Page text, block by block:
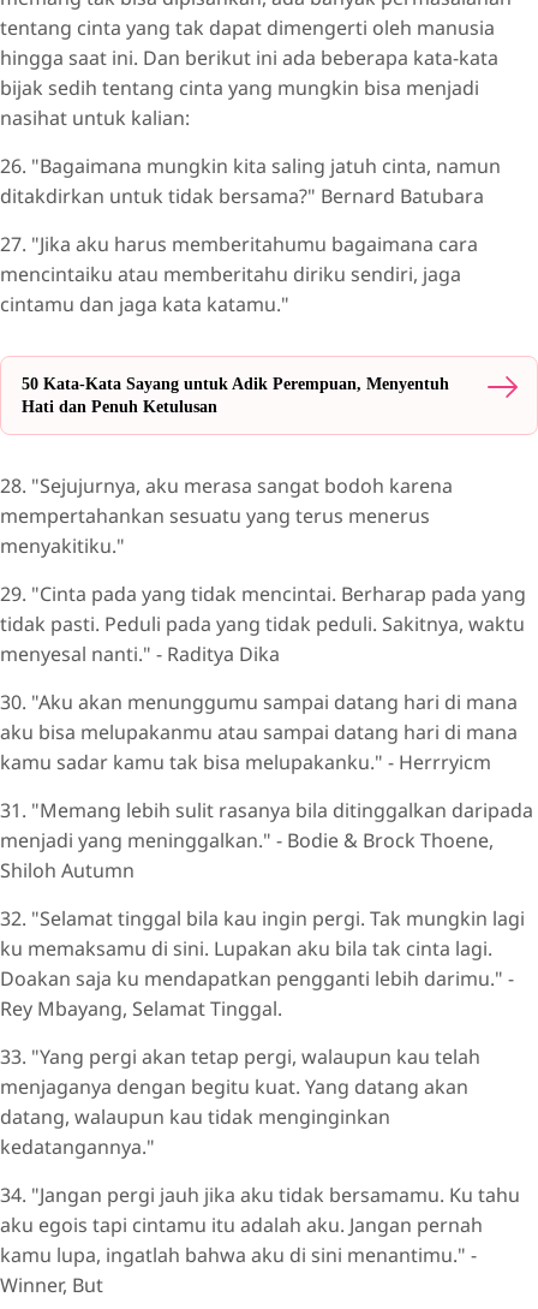
tentang cinta yang tak dapat dimengerti oleh manusia
hingga saat ini. Dan berikut ini ada beberapa kata-kata
bijak sedih tentang cinta yang mungkin bisa menjadi
nasihat untuk kalian:
26. "Bagaimana mungkin kita saling jatuh cinta, namun
ditakdirkan untuk tidak bersama?" Bernard Batubara
27. "Jika aku harus memberitahumu bagaimana cara
mencintaiku atau memberitahu diriku sendiri, jaga
cintamu dan jaga kata katamu."
50 Kata-Kata Sayang untuk Adik Perempuan, Menyentuh
Hati dan Penuh Ketulusan
28. "Sejujurnya, aku merasa sangat bodoh karena
mempertahankan sesuatu yang terus menerus
menyakitiku."
29. "Cinta pada yang tidak mencintai. Berharap pada yang
tidak pasti. Peduli pada yang tidak peduli. Sakitnya, waktu
menyesal nanti." - Raditya Dika
30. "Aku akan menunggumu sampai datang hari di mana
aku bisa melupakanmu atau sampai datang hari di mana
kamu sadar kamu tak bisa melupakanku." - Herrryicm
31. "Memang lebih sulit rasanya bila ditinggalkan daripada
menjadi yang meninggalkan." - Bodie & Brock Thoene,
Shiloh Autumn
32. "Selamat tinggal bila kau ingin pergi. Tak mungkin lagi
ku memaksamu di sini. Lupakan aku bila tak cinta lagi.
Doakan saja ku mendapatkan pengganti lebih darimu." -
Rey Mbayang, Selamat Tinggal.
33. "Yang pergi akan tetap pergi, walaupun kau telah
menjaganya dengan begitu kuat. Yang datang akan
datang, walaupun kau tidak menginginkan
kedatangannya."
34. "Jangan pergi jauh jika aku tidak bersamamu. Ku tahu
aku egois tapi cintamu itu adalah aku. Jangan pernah
kamu lupa, ingatlah bahwa aku di sini menantimu." -
Winner, But